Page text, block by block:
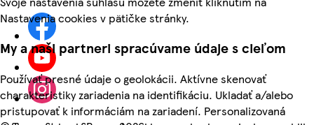
Nastavenia cookies v pätičke stránky.
My a naši partneri spracúvame údaje s cieľom
Používať presné údaje o geolokácii. Aktívne skenovať
charakteristiky zariadenia na identifikáciu. Ukladať a/alebo
pristupovať k informáciám na zariadení. Personalizovaná